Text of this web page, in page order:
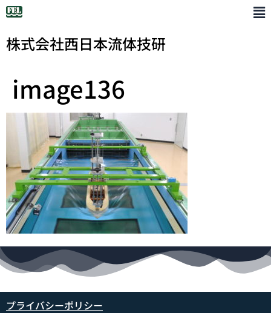
株式会社西日本流体技研
image136
プライバシーポリシー